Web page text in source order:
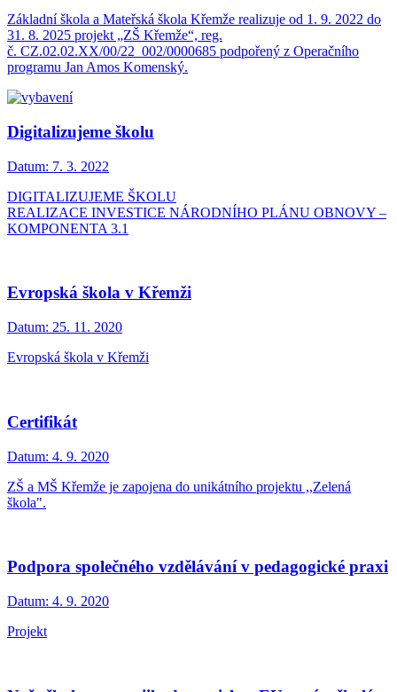
Základní škola a Mateřská škola Křemže realizuje od 1. 9. 2022 do
31. 8. 2025 projekt „ZŠ Křemže“, reg.
č. CZ.02.02.XX/00/22_002/0000685 podpořený z Operačního
programu Jan Amos Komenský.
Digitalizujeme školu
Datum: 7. 3. 2022
DIGITALIZUJEME ŠKOLU
REALIZACE INVESTICE NÁRODNÍHO PLÁNU OBNOVY –
KOMPONENTA 3.1
Evropská škola v Křemži
Datum: 25. 11. 2020
Evropská škola v Křemži
Certifikát
Datum: 4. 9. 2020
ZŠ a MŠ Křemže je zapojena do unikátního projektu ,,Zelená
škola".
Podpora společného vzdělávání v pedagogické praxi
Datum: 4. 9. 2020
Projekt